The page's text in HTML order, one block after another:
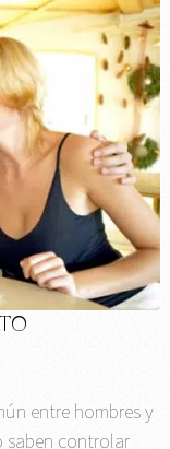
entre hombres y
saben controlar